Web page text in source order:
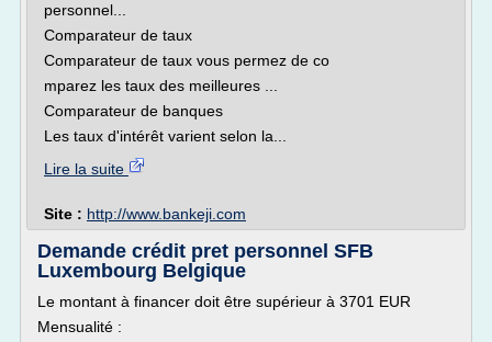
personnel...
Comparateur de taux
Comparateur de taux vous permez de co
mparez les taux des meilleures ...
Comparateur de banques
Les taux d'intérêt varient selon la...
Lire la suite
Site : http://www.bankeji.com
Demande crédit pret personnel SFB
Luxembourg Belgique
Le montant à financer doit être supérieur à 3701 EUR
Mensualité :